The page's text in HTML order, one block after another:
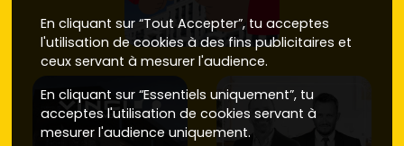
En cliquant sur “Tout Accepter”, tu acceptes
l'utilisation de cookies à des fins publicitaires et
ceux servant à mesurer l'audience.
En cliquant sur “Essentiels uniquement”, tu
acceptes l'utilisation de cookies servant à
mesurer l'audience uniquement.